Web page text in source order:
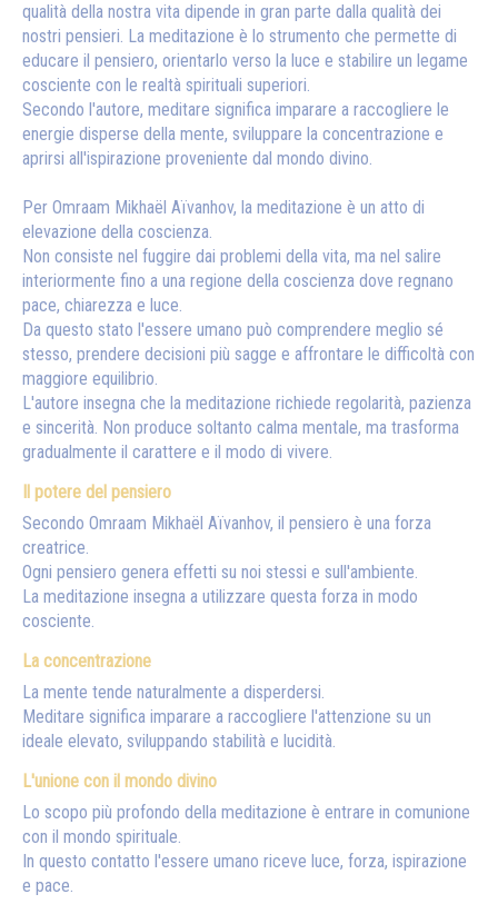
qualità della nostra vita dipende in gran parte dalla qualità dei
nostri pensieri. La meditazione è lo strumento che permette di
educare il pensiero, orientarlo verso la luce e stabilire un legame
cosciente con le realtà spirituali superiori.
Secondo l'autore, meditare significa imparare a raccogliere le
energie disperse della mente, sviluppare la concentrazione e
aprirsi all'ispirazione proveniente dal mondo divino.
Per Omraam Mikhaël Aïvanhov, la meditazione è un atto di
elevazione della coscienza.
Non consiste nel fuggire dai problemi della vita, ma nel salire
interiormente fino a una regione della coscienza dove regnano
pace, chiarezza e luce.
Da questo stato l'essere umano può comprendere meglio sé
stesso, prendere decisioni più sagge e affrontare le difficoltà con
maggiore equilibrio.
L'autore insegna che la meditazione richiede regolarità, pazienza
e sincerità. Non produce soltanto calma mentale, ma trasforma
gradualmente il carattere e il modo di vivere.
Il potere del pensiero
Secondo Omraam Mikhaël Aïvanhov, il pensiero è una forza
creatrice.
Ogni pensiero genera effetti su noi stessi e sull'ambiente.
La meditazione insegna a utilizzare questa forza in modo
cosciente.
La concentrazione
La mente tende naturalmente a disperdersi.
Meditare significa imparare a raccogliere l'attenzione su un
ideale elevato, sviluppando stabilità e lucidità.
L'unione con il mondo divino
Lo scopo più profondo della meditazione è entrare in comunione
con il mondo spirituale.
In questo contatto l'essere umano riceve luce, forza, ispirazione
e pace.